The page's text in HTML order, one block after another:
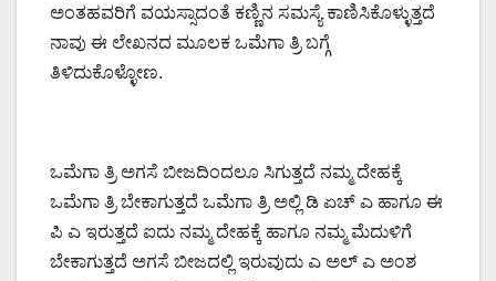
ಅಂತಹವರಿಗೆ ವಯಸ್ಸಾದಂತೆ ಕಣ್ಣಿನ ಸಮಸ್ಯೆ ಕಾಣಿಸಿಕೊಳ್ಳುತ್ತದೆ
ನಾವು ಈ ಲೇಖನದ ಮೂಲಕ ಒಮೆಗಾ ತ್ರಿ ಬಗ್ಗೆ
ತಿಳಿದುಕೊಳ್ಳೋಣ.
ಒಮೆಗಾ ತ್ರಿ ಅಗಸೆ ಬೀಜದಿಂದಲೂ ಸಿಗುತ್ತದೆ ನಮ್ಮ ದೇಹಕ್ಕೆ
ಒಮೆಗಾ ತ್ರಿ ಬೇಕಾಗುತ್ತದೆ ಒಮೆಗಾ ತ್ರಿ ಅಲ್ಲಿ ಡಿ ಏಚ್ ಎ ಹಾಗೂ ಈ
ಪಿ ಎ ಇರುತ್ತದೆ ಐದು ನಮ್ಮ ದೇಹಕ್ಕೆ ಹಾಗೂ ನಮ್ಮ ಮೆದುಳಿಗೆ
ಬೇಕಾಗುತ್ತದೆ ಅಗಸೆ ಬೀಜದಲ್ಲಿ ಇರುವುದು ಎ ಅಲ್ ಎ ಅಂಶ